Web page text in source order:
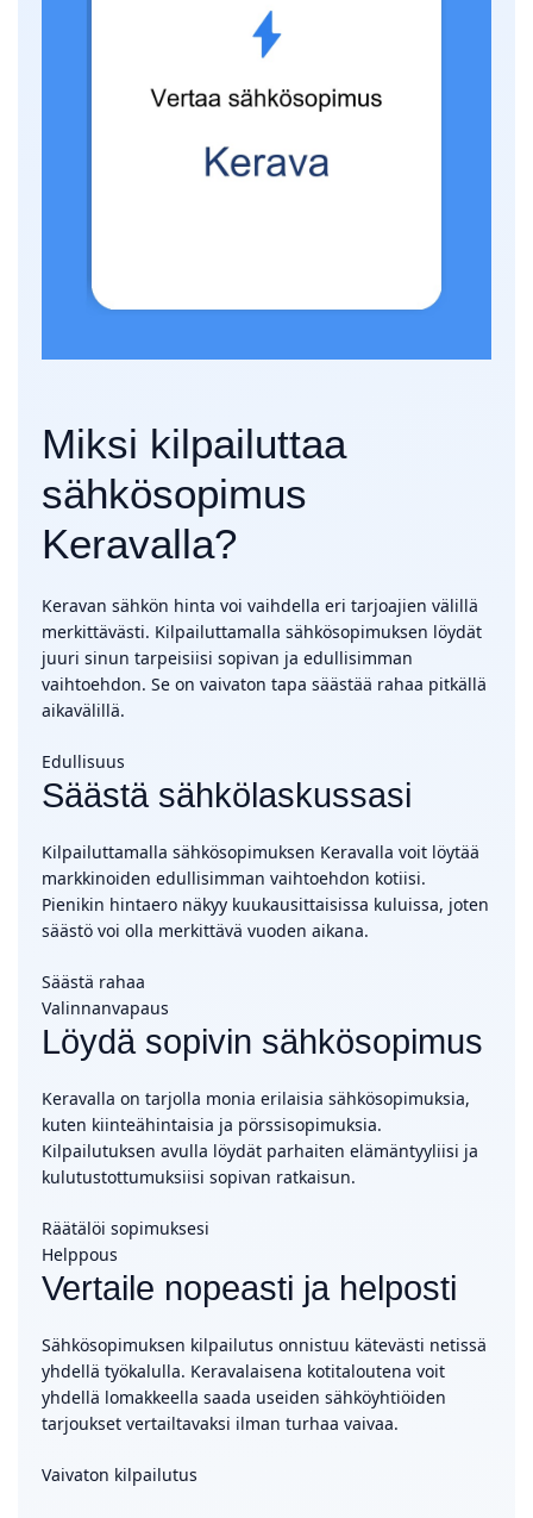
Miksi kilpailuttaa
sähkösopimus
Keravalla?
Keravan sähkön hinta voi vaihdella eri tarjoajien välillä
merkittävästi. Kilpailuttamalla sähkösopimuksen löydät
juuri sinun tarpeisiisi sopivan ja edullisimman
vaihtoehdon. Se on vaivaton tapa säästää rahaa pitkällä
aikavälillä.
Edullisuus
Säästä sähkölaskussasi
Kilpailuttamalla sähkösopimuksen Keravalla voit löytää
markkinoiden edullisimman vaihtoehdon kotiisi.
Pienikin hintaero näkyy kuukausittaisissa kuluissa, joten
säästö voi olla merkittävä vuoden aikana.
Säästä rahaa
Valinnanvapaus
Löydä sopivin sähkösopimus
Keravalla on tarjolla monia erilaisia sähkösopimuksia,
kuten kiinteähintaisia ja pörssisopimuksia.
Kilpailutuksen avulla löydät parhaiten elämäntyyliisi ja
kulutustottumuksiisi sopivan ratkaisun.
Räätälöi sopimuksesi
Helppous
Vertaile nopeasti ja helposti
Sähkösopimuksen kilpailutus onnistuu kätevästi netissä
yhdellä työkalulla. Keravalaisena kotitaloutena voit
yhdellä lomakkeella saada useiden sähköyhtiöiden
tarjoukset vertailtavaksi ilman turhaa vaivaa.
Vaivaton kilpailutus